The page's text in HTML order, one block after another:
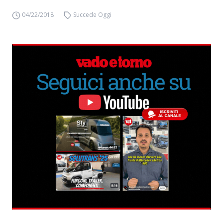
04/22/2018 Succede Oggi